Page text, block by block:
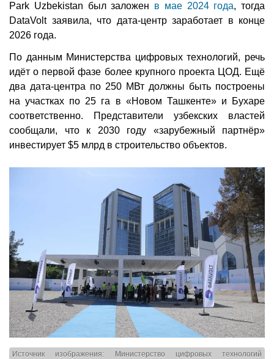
Park Uzbekistan был заложен в мае 2024 года, тогда
DataVolt заявила, что дата-центр заработает в конце
2026 года.
По данным Министерства цифровых технологий, речь
идёт о первой фазе более крупного проекта ЦОД. Ещё
два дата-центра по 250 МВт должны быть построены
на участках по 25 га в «Новом Ташкенте» и Бухаре
соответственно. Представители узбекских властей
сообщали, что к 2030 году «зарубежный партнёр»
инвестирует $5 млрд в строительство объектов.
Источник изображения: Министерство цифровых технологий